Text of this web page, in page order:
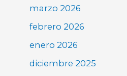
marzo 2026
febrero 2026
enero 2026
diciembre 2025